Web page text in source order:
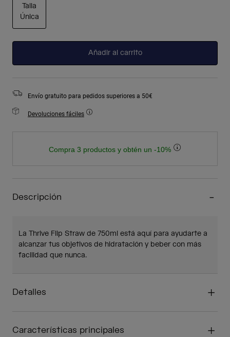
Talla
Única
Añadir al carrito
Envío gratuito para pedidos superiores a 50€
Devoluciones fáciles
Compra 3 productos y obtén un -10%
Descripción
La Thrive Flip Straw de 750ml está aquí para ayudarte a
alcanzar tus objetivos de hidratación y beber con más
facilidad que nunca.
Detalles
Características principales